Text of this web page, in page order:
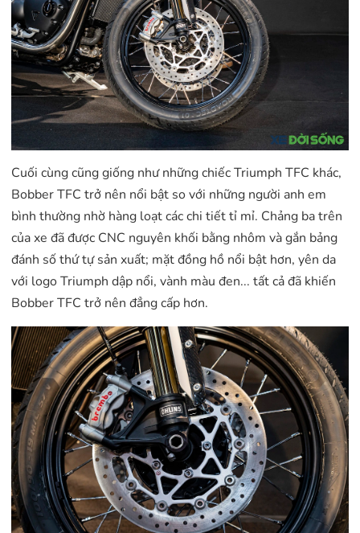
Cuối cùng cũng giống như những chiếc Triumph TFC khác,
Bobber TFC trở nên nổi bật so với những người anh em
bình thường nhờ hàng loạt các chi tiết tỉ mỉ. Chảng ba trên
của xe đã được CNC nguyên khối bằng nhôm và gắn bảng
đánh số thứ tự sản xuất; mặt đồng hồ nổi bật hơn, yên da
với logo Triumph dập nổi, vành màu đen... tất cả đã khiến
Bobber TFC trở nên đẳng cấp hơn.